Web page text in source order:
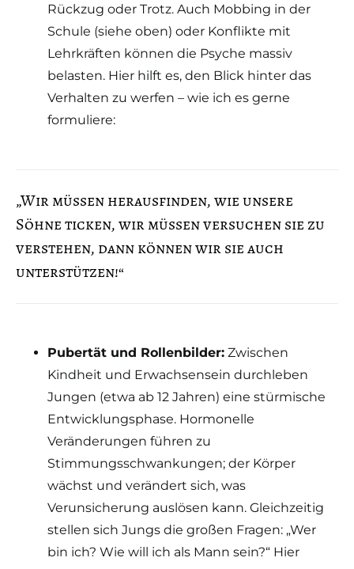
Rückzug oder Trotz. Auch Mobbing in der
Schule (siehe oben) oder Konflikte mit
Lehrkräften können die Psyche massiv
belasten. Hier hilft es, den Blick hinter das
Verhalten zu werfen – wie ich es gerne
formuliere:
„Wir müssen herausfinden, wie unsere
Söhne ticken, wir müssen versuchen sie zu
verstehen, dann können wir sie auch
unterstützen!“
Pubertät und Rollenbilder: Zwischen
Kindheit und Erwachsensein durchleben
Jungen (etwa ab 12 Jahren) eine stürmische
Entwicklungsphase. Hormonelle
Veränderungen führen zu
Stimmungsschwankungen; der Körper
wächst und verändert sich, was
Verunsicherung auslösen kann. Gleichzeitig
stellen sich Jungs die großen Fragen: „Wer
bin ich? Wie will ich als Mann sein?“ Hier